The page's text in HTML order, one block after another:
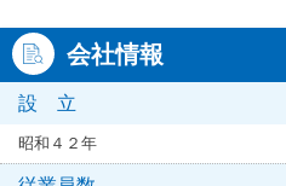
会社情報
設 立
昭和４２年